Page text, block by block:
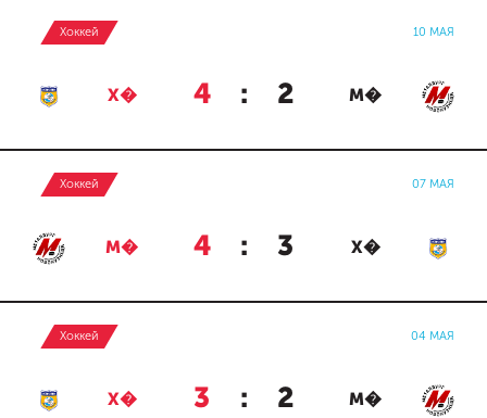
Хоккей 10 МАЯ
Х� 4 : 2 М�
Хоккей 07 МАЯ
М� 4 : 3 Х�
Хоккей 04 МАЯ
Х� 3 : 2 М�